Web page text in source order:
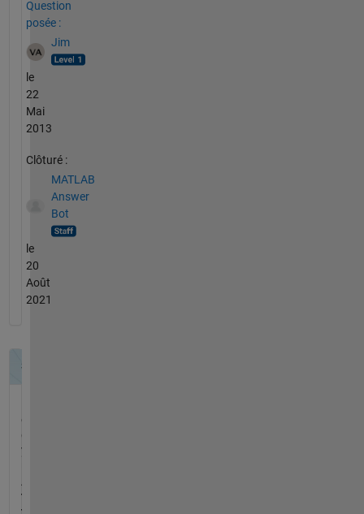
Question
posée :
Jim
le
22
Mai
2013
Clôturé :
MATLAB
Answer
Bot
le
20
Août
2021